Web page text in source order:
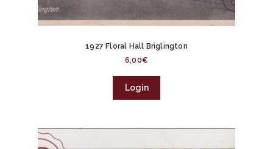
1927 Floral Hall Briglington
6,00€
Login